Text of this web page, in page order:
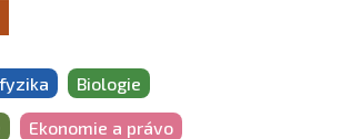
Biologie
Ekonomie a právo